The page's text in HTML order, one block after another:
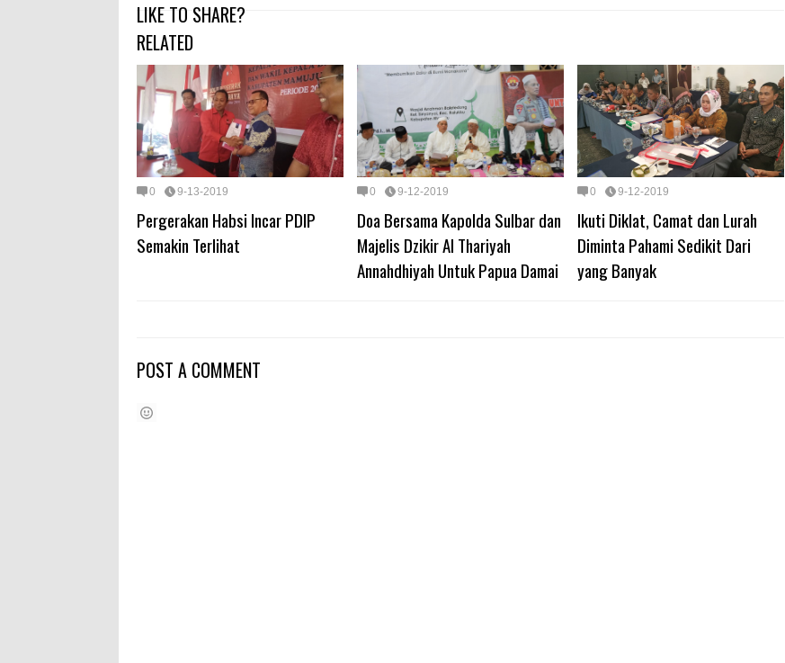
LIKE TO SHARE?
RELATED
0 9-13-2019
Pergerakan Habsi Incar PDIP
Semakin Terlihat
0 9-12-2019
Doa Bersama Kapolda Sulbar dan
Majelis Dzikir Al Thariyah
Annahdhiyah Untuk Papua Damai
0 9-12-2019
Ikuti Diklat, Camat dan Lurah
Diminta Pahami Sedikit Dari
yang Banyak
POST A COMMENT